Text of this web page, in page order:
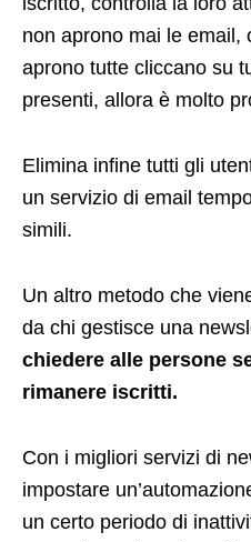
non aprono mai le email,
aprono tutte cliccano su
presenti, allora è molto
Elimina infine tutti gli
un servizio di email
simili.
Un altro metodo che
da chi gestisce una
chiedere alle persone
rimanere iscritti.
Con i migliori servizi di
impostare
un certo periodo di